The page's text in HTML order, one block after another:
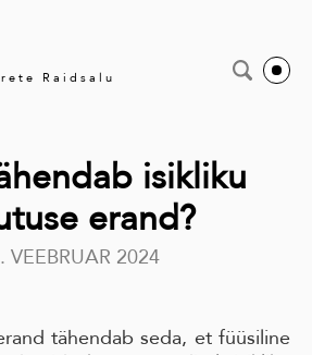
Raidsalu
isikliku
erand?
VEEBRUAR 2024
tähendab seda, et füüsiline